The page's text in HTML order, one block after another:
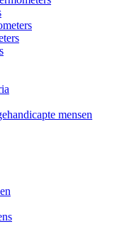
mensen